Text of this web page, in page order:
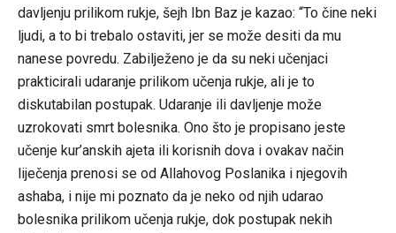
davljenju prilikom rukje, šejh Ibn Baz je kazao: “To čine neki
ljudi, a to bi trebalo ostaviti, jer se može desiti da mu
nanese povredu. Zabilježeno je da su neki učenjaci
prakticirali udaranje prilikom učenja rukje, ali je to
diskutabilan postupak. Udaranje ili davljenje može
uzrokovati smrt bolesnika. Ono što je propisano jeste
učenje kur’anskih ajeta ili korisnih dova i ovakav način
liječenja prenosi se od Allahovog Poslanika i njegovih
ashaba, i nije mi poznato da je neko od njih udarao
bolesnika prilikom učenja rukje, dok postupak nekih